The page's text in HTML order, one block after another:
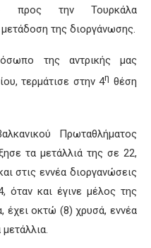
προς την Τουρκάλα
της διοργάνωσης.
της αντρικής μας
τερμάτισε στην 4η θέση
Πρωταθλήματος
τα μετάλλιά της σε 22,
στις εννέα διοργανώσεις
και έγινε μέλος της
έχει οκτώ (8) χρυσά, εννέα